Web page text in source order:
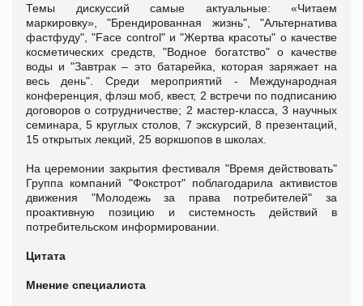
Темы дискуссий самые актуальные: «Читаем
маркировку», "Брендированная жизнь", "Альтернатива
фастфуду", "Face control" и "Жертва красоты" о качестве
косметических средств, "Водное богатство" о качестве
воды и "Завтрак – это батарейка, которая заряжает на
весь день". Среди мероприятий - Международная
конференция, флэш моб, квест, 2 встречи по подписанию
договоров о сотрудничестве; 2 мастер-класса, 3 научных
семинара, 5 круглых столов, 7 экскурсий, 8 презентаций,
15 открытых лекций, 25 воркшопов в школах.
На церемонии закрытия фестиваля "Время действовать"
Группа компаний "Фокстрот" поблагодарила активистов
движения "Молодежь за права потребителей" за
проактивную позицию и системность действий в
потребительском информировании.
Цитата
Мнение специалиста